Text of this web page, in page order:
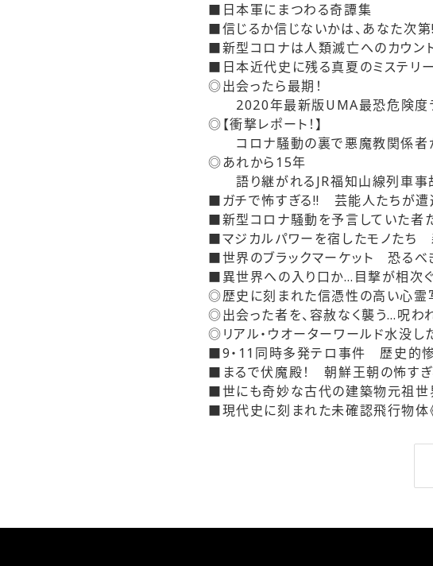
■日本軍にまつわる奇譚集
■信じるか信じないかは、あなた次
■新型コロナは人類滅亡へのカウント
■日本近代史に残る真夏のミステ
◎出会ったら最期！
2020年最新版UMA最恐危険度
◎【衝撃レポート！】
コロナ騒動の裏で悪魔教関係者
◎あれから15年
語り継がれるJR福知山線列車事
■ガチで怖すぎる!! 芸能人たちが遭
■新型コロナ騒動を予言していた者
■マジカルパワーを宿したモノたち
■世界のブラックマーケット 恐るべ
■異世界への入り口か…目撃が相次
◎歴史に刻まれた信憑性の高い心霊
◎出会った者を、容赦なく襲う…呪わ
◎リアル・ウオーターワールド水没し
■9・11同時多発テロ事件 歴史的惨
■まるで伏魔殿！ 朝鮮王朝の怖すぎ
■世にも奇妙な古代の建築物元祖世
■現代史に刻まれた未確認飛行物体